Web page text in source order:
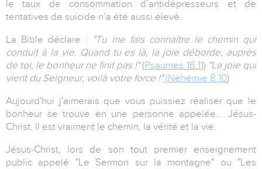
le taux de consommation d’antidépresseurs et de
tentatives de suicide n’a été aussi élevé.
La Bible déclare :
"Tu me fais connaître le chemin qui
conduit à la vie. Quand tu es là, la joie déborde, auprès
de toi, le bonheur ne finit pas !"(Psaumes 16.11) "La joie qui
vient du Seigneur, voilà votre force !"(Néhémie 8.10)
Aujourd'hui j'aimerais que vous puissiez réaliser que le
bonheur se trouve en une personne appelée... Jésus-
Christ. Il est vraiment le chemin, la vérité et la vie.
Jésus-Christ, lors de son tout premier enseignement
public appelé "Le Sermon sur la montagne" ou "Les